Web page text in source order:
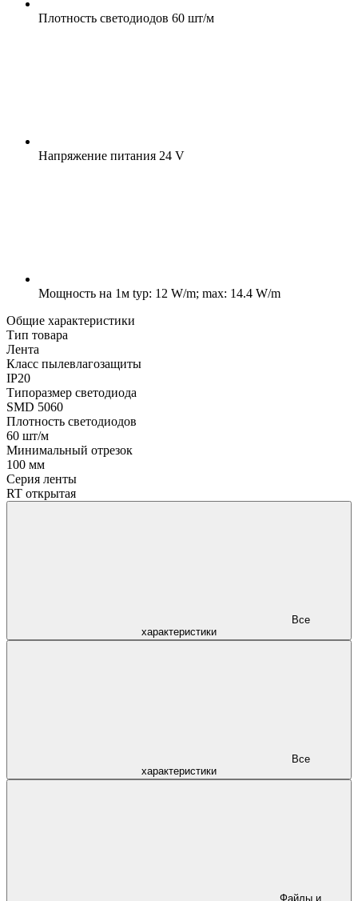
Плотность светодиодов 60 шт/м
Напряжение питания 24 V
Мощность на 1м typ: 12 W/m; max: 14.4 W/m
Общие характеристики
Тип товара
Лента
Класс пылевлагозащиты
IP20
Типоразмер светодиода
SMD 5060
Плотность светодиодов
60 шт/м
Минимальный отрезок
100 мм
Серия ленты
RT открытая
характеристики
характеристики